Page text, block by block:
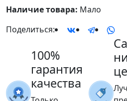
Наличие товара: Мало
Поделиться:
100%
гарантия
качества